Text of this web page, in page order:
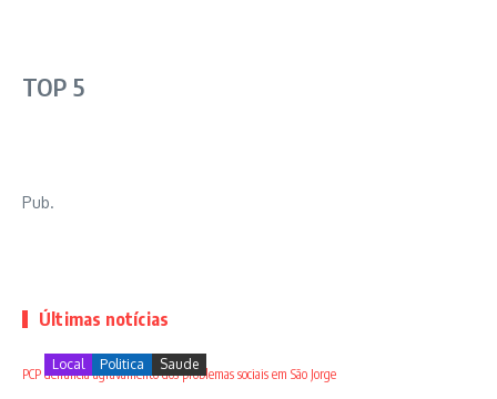
TOP 5
Pub.
Últimas notícias
Local Politica Saude
PCP denuncia agravamento dos problemas sociais em São Jorge